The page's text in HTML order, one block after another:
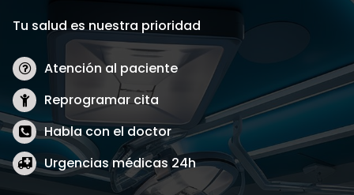
Tu salud es nuestra prioridad
Atención al paciente
Reprogramar cita
Habla con el doctor
Urgencias médicas 24h